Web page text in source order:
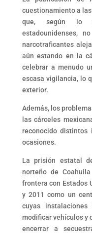
cuestionamiento a
que, según lo
estadounidenses,
narcotraficantes
aún estando en la
celebrar a menudo
escasa vigilancia, lo
exterior.
Además, los
las cárceles
reconocido distintos
ocasiones.
La prisión estatal
norteño de
frontera con Estados
y 2011 como un
cuyas
modificar vehículos y
encerrar a